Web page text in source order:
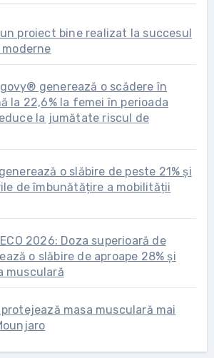
proiect bine realizat la succesul
generează o scădere în
la 22,6% la femei în perioada
la jumătate riscul de
o slăbire de peste 21% și
de îmbunătățire a mobilității
2026: Doza superioară de
o slăbire de aproape 28% și
musculară
masa musculară mai